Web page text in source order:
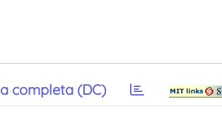
completa (DC)